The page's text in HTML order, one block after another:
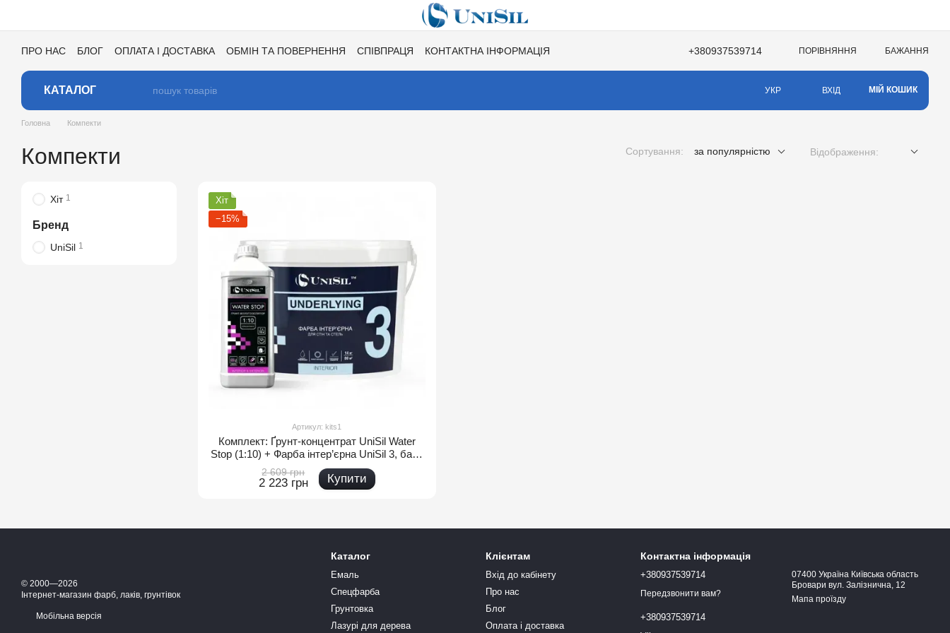
ПРО НАС БЛОГ ОПЛАТА І ДОСТАВКА ОБМІН ТА ПОВЕРНЕННЯ СПІВПРАЦЯ
КОНТАКТНА ІНФОРМАЦІЯ
+380937539714 ПОРІВНЯННЯ БАЖАННЯ
КАТАЛОГ УКР ВХІД МІЙ КОШИК
Головна Компекти
Компекти Сортування: за популярністю Відображення:
Хіт
−15%
Артикул: kits1
Комплект: Ґрунт-концентрат UniSil Water
Stop (1:10) + Фарба інтер’єрна UniSil 3, база
А, 14 кг
2 609 грн
2 223 грн Купити
Хіт 1
Бренд
UniSil 1
© 2000—2026
Інтернет-магазин фарб, лаків, грунтівок
Мобільна версія
Каталог
Емаль
Спецфарба
Грунтовка
Лазурі для дерева
Клієнтам
Вхід до кабінету
Про нас
Блог
Оплата і доставка
Контактна інформація
+380937539714
Передзвонити вам?
+380937539714
07400 Україна Київська область
Бровари вул. Залізнична, 12
Мапа проїзду